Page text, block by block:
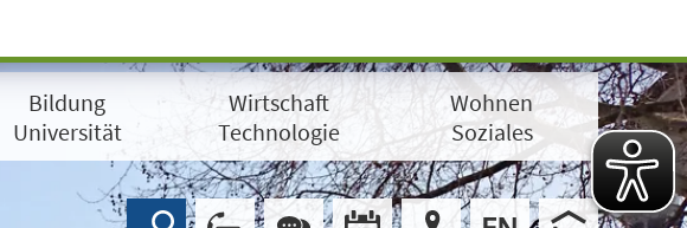
Bildung
Universität
Wirtschaft
Technologie
Wohnen
Soziales